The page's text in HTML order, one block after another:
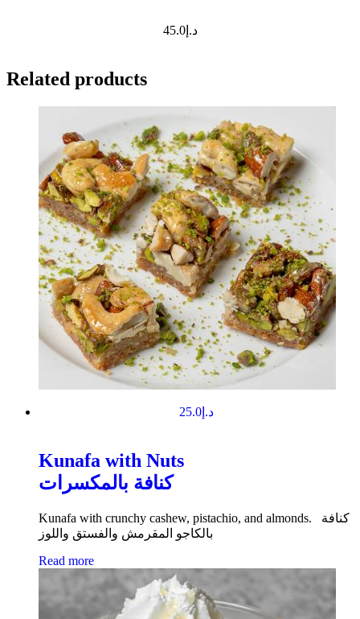
د.إ45.0
Related products
د.إ25.0
Kunafa with Nuts
كنافة بالمكسرات
Kunafa with crunchy cashew, pistachio, and almonds. كنافة
بالكاجو المقرمش والفستق واللوز
Read more